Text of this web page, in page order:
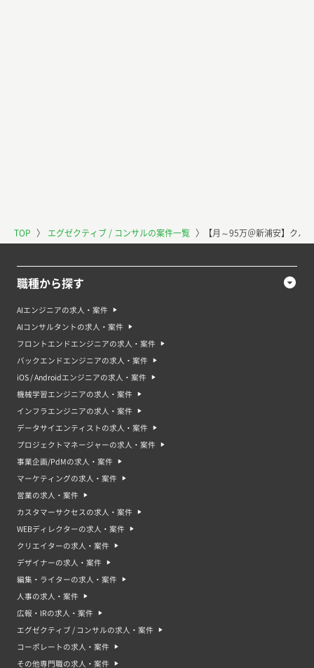
TOP 〉 エグゼクティブ / コンサルの案件一覧 〉 【月～95万＠新浦安】クル
職種から探す
AIエンジニアの求人・案件
AIコンサルタントの求人・案件
フロントエンドエンジニアの求人・案件
バックエンドエンジニアの求人・案件
iOS / Androidエンジニアの求人・案件
機械学習エンジニアの求人・案件
インフラエンジニアの求人・案件
データサイエンティストの求人・案件
プロジェクトマネージャーの求人・案件
事業企画/PdMの求人・案件
マーケティングの求人・案件
営業の求人・案件
カスタマーサクセスの求人・案件
WEBディレクターの求人・案件
クリエイターの求人・案件
デザイナーの求人・案件
編集・ライターの求人・案件
人事の求人・案件
広報・IRの求人・案件
エグゼクティブ / コンサルの求人・案件
コーポレートの求人・案件
その他専門職の求人・案件